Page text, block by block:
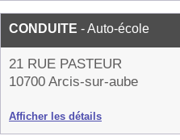
CONDUITE - Auto-école
21 RUE PASTEUR
10700 Arcis-sur-aube
Afficher les détails